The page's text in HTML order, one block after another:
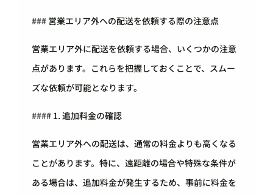
### 営業エリア外への配送を依頼する際の注意点
営業エリア外に配送を依頼する場合、いくつかの注意
点があります。これらを把握しておくことで、スムー
ズな依頼が可能となります。
#### 1. 追加料金の確認
営業エリア外への配送は、通常の料金よりも高くなる
ことがあります。特に、遠距離の場合や特殊な条件が
ある場合は、追加料金が発生するため、事前に料金を